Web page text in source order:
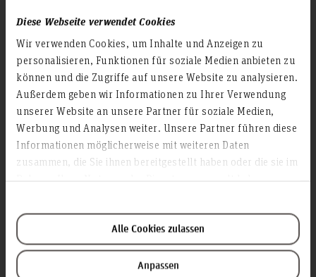
Diese Webseite verwendet Cookies
Wir verwenden Cookies, um Inhalte und Anzeigen zu
personalisieren, Funktionen für soziale Medien anbieten zu
können und die Zugriffe auf unsere Website zu analysieren.
Außerdem geben wir Informationen zu Ihrer Verwendung
unserer Website an unsere Partner für soziale Medien,
Werbung und Analysen weiter. Unsere Partner führen diese
Informationen möglicherweise mit weiteren Daten
zusammen, die Sie ihnen bereitgestellt haben oder die sie im
Alle Cookies zulassen
Anpassen
Service & Organisation
Akademische Angelegenheiten
Antidiskriminierungsstelle
Arbeitssicherheit
Berufungsmanagement
Existenzgründung
Finanzmanagement
Forschung und Entwicklung